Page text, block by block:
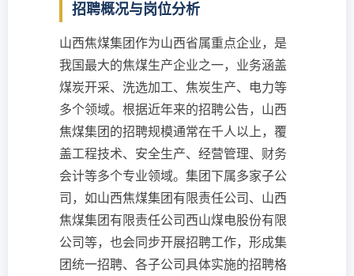
招聘概况与岗位分析
山西焦煤集团作为山西省属重点企业，是
我国最大的焦煤生产企业之一，业务涵盖
煤炭开采、洗选加工、焦炭生产、电力等
多个领域。根据近年来的招聘公告，山西
焦煤集团的招聘规模通常在千人以上，覆
盖工程技术、安全生产、经营管理、财务
会计等多个专业领域。集团下属多家子公
司，如山西焦煤集团有限责任公司、山西
焦煤集团有限责任公司西山煤电股份有限
公司等，也会同步开展招聘工作，形成集
团统一招聘、各子公司具体实施的招聘格